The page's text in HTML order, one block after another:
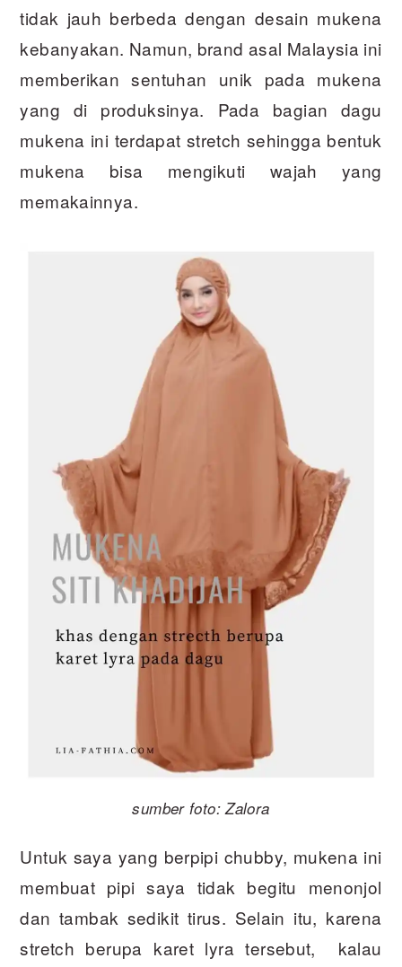
tidak jauh berbeda dengan desain mukena
kebanyakan. Namun, brand asal Malaysia ini
memberikan sentuhan unik pada mukena
yang di produksinya. Pada bagian dagu
mukena ini terdapat stretch sehingga bentuk
mukena bisa mengikuti wajah yang
memakainnya.
sumber foto: Zalora
Untuk saya yang berpipi chubby, mukena ini
membuat pipi saya tidak begitu menonjol
dan tambak sedikit tirus. Selain itu, karena
stretch berupa karet lyra tersebut, kalau